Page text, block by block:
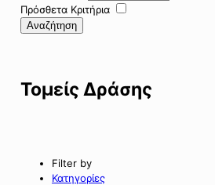
Πρόσθετα Κριτήρια
Αναζήτηση
Τομείς Δράσης
Filter by
Κατηγορίες